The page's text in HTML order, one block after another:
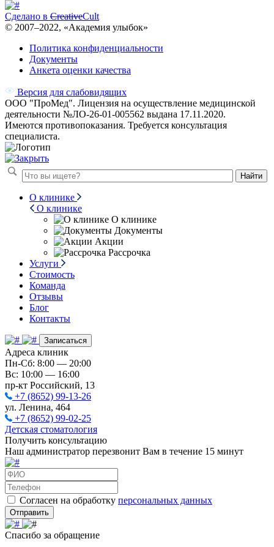
Сделано в CreativeCult
© 2007–2022, «Академия улыбок»
Политика конфиденциальности
Документы
Анкета оценки качества
Версия для слабовидящих
ООО "ПроМед". Лицензия на осуществление медицинской
деятельности №ЛО-26-01-005562 выдана 17.11.2020.
Имеются противопоказания. Требуется консультация
специалиста.
Найти
О клинике
О клинике
О клинике
Документы
Акции
Рассрочка
Услуги
Стоимость
Команда
Отзывы
Блог
Контакты
Записаться
Адреса клиник
Пн-Сб: 8:00 — 20:00
Вс: 10:00 — 16:00
пр-кт Российский, 13
+7 (8652) 99-13-26
ул. Ленина, 464
+7 (8652) 99-02-25
Детская стоматология
Получить консультацию
Наш администратор перезвонит Вам в течение 15 минут
Согласен на обработку персональных данных
Отправить
Спасибо за обращение